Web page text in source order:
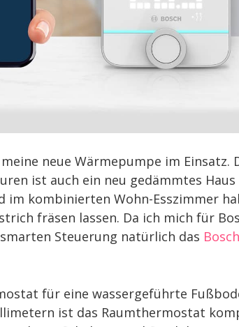
neue Wärmepumpe im
ist auch ein neu gedämmtes
im kombinierten Wohn-Esszimmer
fräsen lassen. Da ich mich für
Steuerung natürlich das
für eine wassergeführte
ist das Raumthermostat